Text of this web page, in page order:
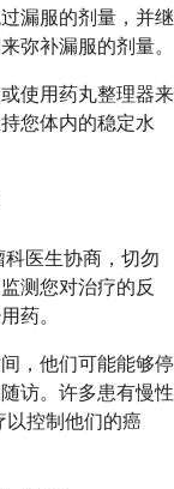
漏服的剂量，并继
弥补漏服的剂量。
使用药丸整理器来
您体内的稳定水
科医生协商，切勿
测您对治疗的反
药。
，他们可能能够停
访。许多患有慢性
以控制他们的癌